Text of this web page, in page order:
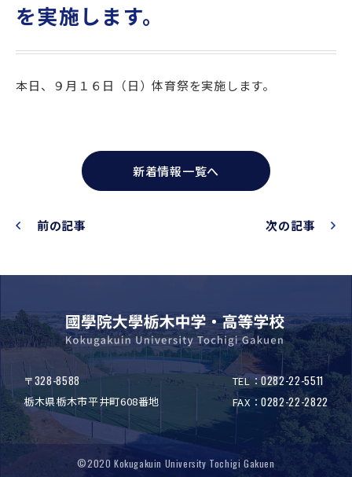
を実施します。
本日、９月１６日（日）体育祭を実施します。
新着情報一覧へ
前の記事 次の記事
〒328-8588
栃木県栃木市平井町608番地
TEL：0282-22-5511
FAX：0282-22-2822
©2020 Kokugakuin University Tochigi Gakuen